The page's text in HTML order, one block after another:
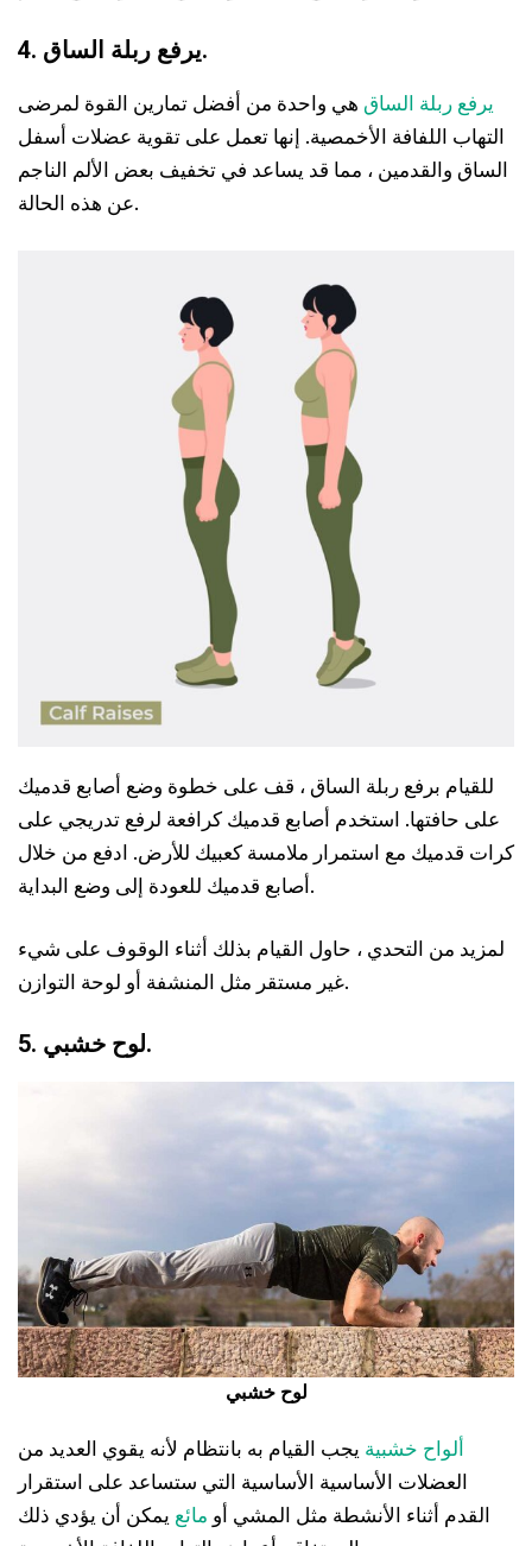
4. يرفع ربلة الساق.
يرفع ربلة الساق هي واحدة من أفضل تمارين القوة لمرضى
التهاب اللفافة الأخمصية. إنها تعمل على تقوية عضلات أسفل
الساق والقدمين ، مما قد يساعد في تخفيف بعض الألم الناجم
عن هذه الحالة.
للقيام برفع ربلة الساق ، قف على خطوة وضع أصابع قدميك
على حافتها. استخدم أصابع قدميك كرافعة لرفع تدريجي على
كرات قدميك مع استمرار ملامسة كعبيك للأرض. ادفع من خلال
أصابع قدميك للعودة إلى وضع البداية.
لمزيد من التحدي ، حاول القيام بذلك أثناء الوقوف على شيء
غير مستقر مثل المنشفة أو لوحة التوازن.
5. لوح خشبي.
لوح خشبي
ألواح خشبية يجب القيام به بانتظام لأنه يقوي العديد من
العضلات الأساسية الأساسية التي ستساعد على استقرار
القدم أثناء الأنشطة مثل المشي أو مائع يمكن أن يؤدي ذلك